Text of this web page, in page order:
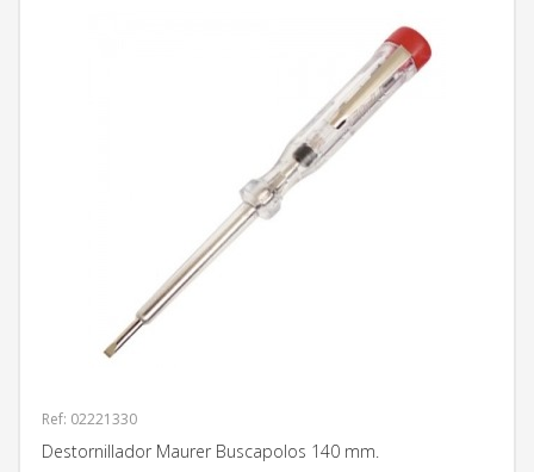
Ref: 02221330
Destornillador Maurer Buscapolos 140 mm.